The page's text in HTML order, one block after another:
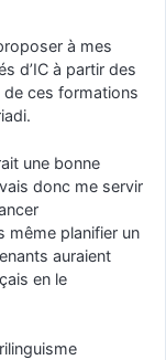
à mes
d’IC à partir des
de ces formations
une bonne
donc me servir
même planifier un
auraient
en le